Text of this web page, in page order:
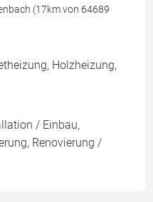
(17km von 64689
Holzheizung,
/ Einbau,
Renovierung /